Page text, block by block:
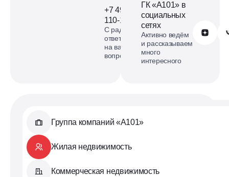
+7 499
110-18-73
С радостью
ответим
на ваши
вопросы
Обратиться в А101
ГК «А101» в
социальных
сетях
Активно ведём
и рассказываем
много
интересного
Группа компаний «А101»
Жилая недвижимость
Коммерческая недвижимость